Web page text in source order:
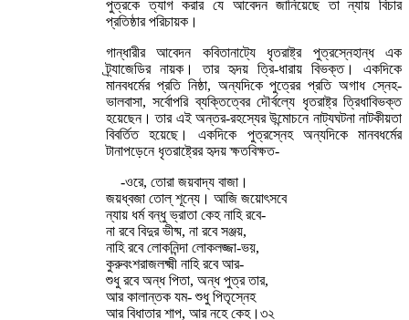
পুত্রকে ত্যাগ করার যে আবেদন জানিয়েছে তা ন্যায় বিচার
প্রতিষ্ঠার পরিচায়ক।
গান্ধারীর আবেদন কবিতানাট্যে ধৃতরাষ্ট্র পুত্রস্নেহান্ধ এক
ট্র্যাজেডির নায়ক। তার হৃদয় ত্রি-ধারায় বিভক্ত। একদিকে
মানবধর্মের প্রতি নিষ্ঠা, অন্যদিকে পুত্রের প্রতি অগাধ স্নেহ-
ভালবাসা, সর্বোপরি ব্যক্তিত্বের দৌর্বল্যে ধৃতরাষ্ট্র ত্রিধাবিভক্ত
হয়েছেন। তার এই অন্তর-রহস্যের উন্মোচনে নাট্যঘটনা নাটকীয়তা
বিবর্তিত হয়েছে। একদিকে পুত্রস্নেহ অন্যদিকে মানবধর্মের
টানাপড়েনে ধৃতরাষ্ট্রের হৃদয় ক্ষতবিক্ষত-
-ওরে, তোরা জয়বাদ্য বাজা।
জয়ধ্বজা তোল্ শূন্যে। আজি জয়োৎসবে
ন্যায় ধর্ম বন্ধু ভ্রাতা কেহ নাহি রবে-
না রবে বিদুর ভীষ্ম, না রবে সঞ্জয়,
নাহি রবে লোকনিন্দা লোকলজ্জা-ভয়,
কুরুবংশরাজলক্ষ্মী নাহি রবে আর-
শুধু রবে অন্ধ পিতা, অন্ধ পুত্র তার,
আর কালান্তক যম- শুধু পিতৃস্নেহ
আর বিধাতার শাপ, আর নহে কেহ।৩২